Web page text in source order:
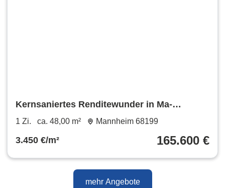
Kernsaniertes Renditewunder in Ma-
Neckarau-Erstbezug,EBK&Terrasse
1 Zi. ca. 48,00 m² Mannheim 68199
3.450 €/m² 165.600 €
mehr Angebote